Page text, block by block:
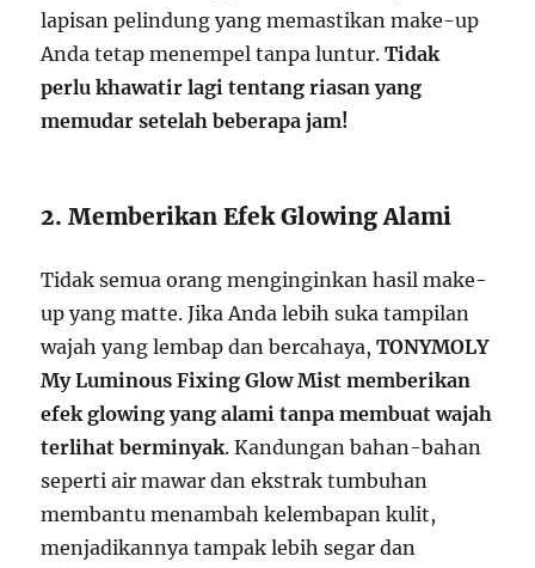
lapisan pelindung yang memastikan make-up
Anda tetap menempel tanpa luntur.Tidak
perlu khawatir lagi tentang riasan yang
memudar setelah beberapa jam!
2. Memberikan Efek Glowing Alami
Tidak semua orang menginginkan hasil make-
up yang matte. Jika Anda lebih suka tampilan
wajah yang lembap dan bercahaya,TONYMOLY
My Luminous Fixing Glow Mist memberikan
efek glowing yang alami tanpa membuat wajah
terlihat berminyak. Kandungan bahan-bahan
seperti air mawar dan ekstrak tumbuhan
membantu menambah kelembapan kulit,
menjadikannya tampak lebih segar dan